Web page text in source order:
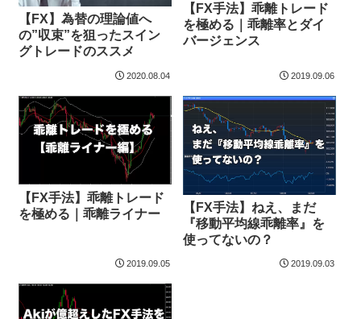
【FX】為替の理論値へ
の”収束”を狙ったスイン
グトレードのススメ
2020.08.04
【FX手法】乖離トレード
を極める｜乖離率とダイ
バージェンス
2019.09.06
【FX手法】乖離トレード
を極める｜乖離ライナー
2019.09.05
【FX手法】ねえ、まだ
『移動平均線乖離率』を
使ってないの？
2019.09.03